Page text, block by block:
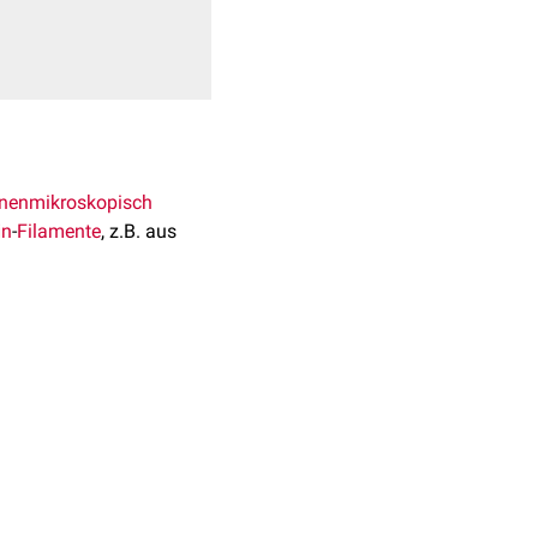
-Filamente, z.B. aus